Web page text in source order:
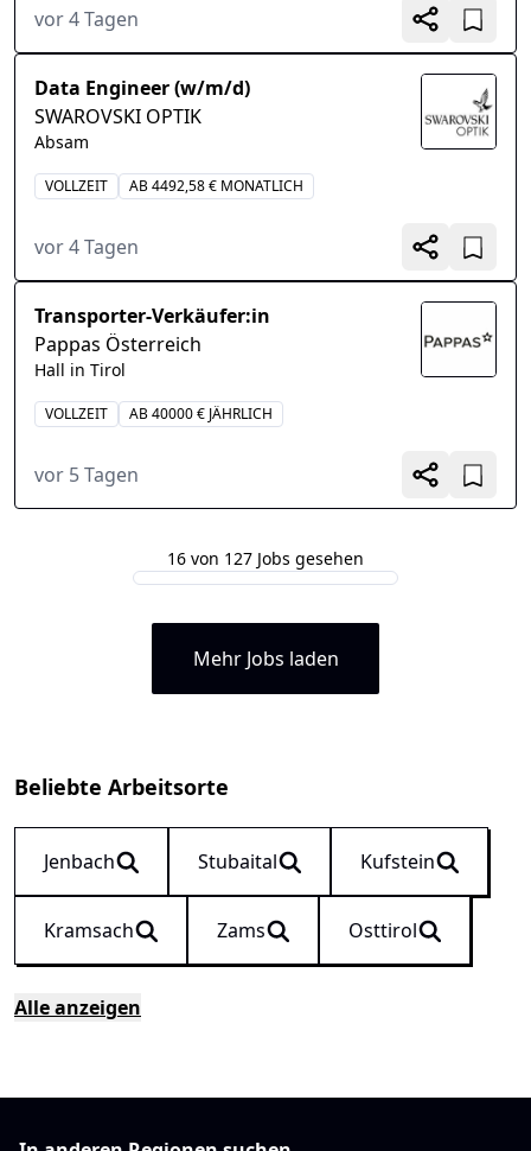
vor 4 Tagen
Data Engineer (w/m/d)
SWAROVSKI OPTIK
Absam
VOLLZEIT AB 4492,58 € MONATLICH
vor 4 Tagen
Transporter-Verkäufer:in
Pappas Österreich
Hall in Tirol
VOLLZEIT AB 40000 € JÄHRLICH
vor 5 Tagen
16 von 127 Jobs gesehen
Mehr Jobs laden
Beliebte Arbeitsorte
Jenbach Stubaital Kufstein
Kramsach Zams Osttirol
Alle anzeigen